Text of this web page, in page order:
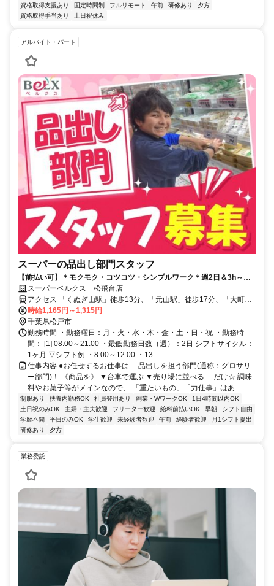
資格取得支援あり 固定時間制 フルリモート 午前 研修あり
夕方
資格取得手当あり
土日祝休み
アルバイト・パート
スーパーの品出し部門スタッフ
【前払い可】＊モクモク・コツコツ・シンプルワーク＊週2日＆3h～シ
フト相談OK！扶養内でも働けます♪
スーパーベルクス 松飛台店
アクセス 「くぬぎ山駅」徒歩13分、「元山駅」徒歩17分、「大町
駅」徒歩20分★自転車通勤OK
時給1,165円～1,315円
千葉県松戸市
勤務時間 ・勤務曜日：月・火・水・木・金・土・日・祝 ・勤務時
間： [1] 08:00～21:00 ・最低勤務日数（週）：2日 シフトサイクル：
1ヶ月 ▽シフト例 ・8:00～12:00 ・13...
仕事内容 ●お任せするお仕事は… 品出しを担う部門(通称：グロサリ
ー部門)！ 《商品を》 ▼台車で運ぶ ▼売り場に並べる …だけ☆ 調味
料やお菓子等がメインなので、 「重たいもの」「力仕事」はあ...
制服あり 扶養内勤務OK 社員登用あり 副業・WワークOK
1日4時間以内OK
土日祝のみOK
主婦・主夫歓迎 フリーター歓迎 給料前払いOK 早朝
シフト自由
学歴不問
平日のみOK 学生歓迎 未経験者歓迎 午前 経験者歓迎
月1シフト提出
研修あり
夕方
業務委託